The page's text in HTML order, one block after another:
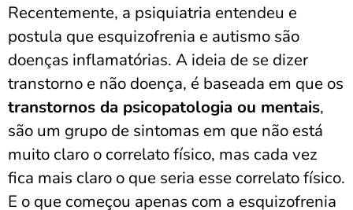
Recentemente, a psiquiatria entendeu e
postula que esquizofrenia e autismo são
doenças inflamatórias. A ideia de se dizer
transtorno e não doença, é baseada em que os
transtornos da psicopatologia ou mentais,
são um grupo de sintomas em que não está
muito claro o correlato físico, mas cada vez
fica mais claro o que seria esse correlato físico.
E o que começou apenas com a esquizofrenia